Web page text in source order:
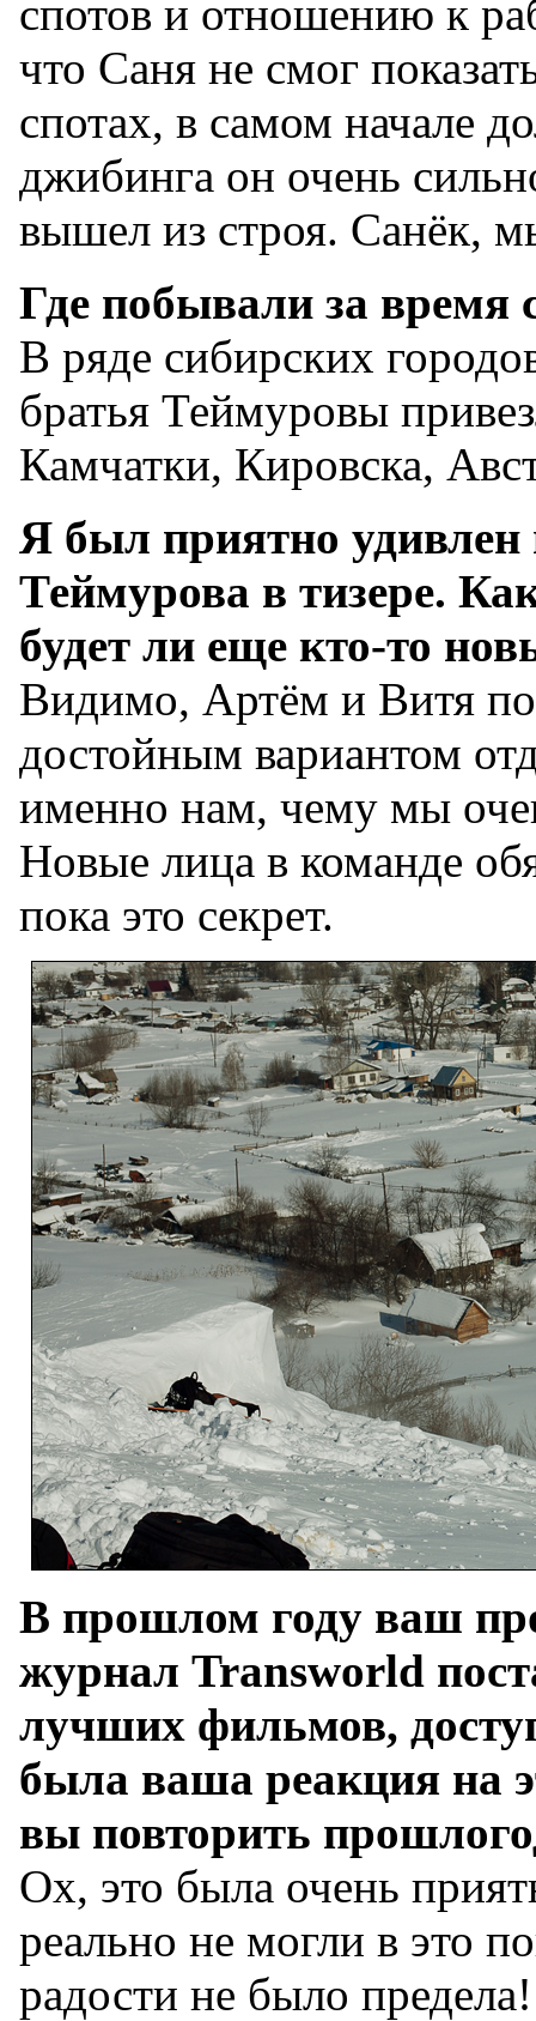
спотов и отношению к
что Саня не смог
спотах, в самом начале
джибинга он очень
вышел из строя. Санёк,
Где побывали за время
В ряде сибирских
братья Теймуровы
Камчатки, Кировска,
Я был приятно удивлен
Теймурова в тизере.
будет ли еще кто-то
Видимо, Артём и Витя
достойным вариантом
именно нам, чему мы
Новые лица в команде
пока это секрет.
В прошлом году ваш
журнал Transworld
лучших фильмов,
была ваша реакция на
вы повторить
Ох, это была очень
реально не могли в это
радости не было предела!